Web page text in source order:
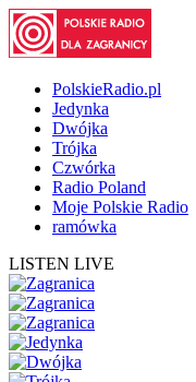
PolskieRadio.pl
Jedynka
Dwójka
Trójka
Czwórka
Radio Poland
Moje Polskie Radio
ramówka
LISTEN LIVE